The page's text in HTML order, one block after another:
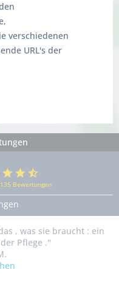
verschiedenen
URL's der
Bewertungen
, was sie braucht : ein
Pflege ."